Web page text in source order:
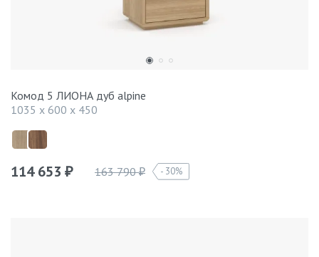
Комод 5 ЛИОНА дуб alpine
1035 x 600 x 450
114 653 ₽ 163 790₽ 30%